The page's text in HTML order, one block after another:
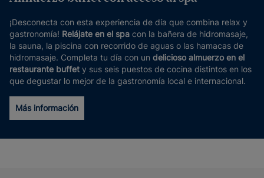
¡Desconecta con esta experiencia de día que combina relax y
gastronomía! Relájate en el spa con la bañera de hidromasaje,
la sauna, la piscina con recorrido de aguas o las hamacas de
hidromasaje. Completa tu día con un delicioso almuerzo en el
restaurante buffet y sus seis puestos de cocina distintos en los
que degustar lo mejor de la gastronomía local e internacional.
Más información